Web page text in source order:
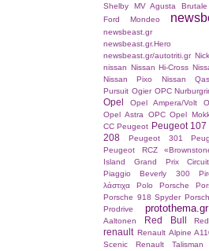
Shelby
MV Agusta
Ford Mondeo
newsbeast.gr
newsbeast.gr.Hero
newsbeast.gr/autotriti.gr
nissan Nissan Hi-Cross
Nissan Pixo
Nissan
Pursuit Ogier OPC
Opel Opel Ampera/Volt
Opel Astra OPC Opel
CC Peugeot Peugeot 107
208
Peugeot 301
Peugeot RCZ
Island Grand Prix Circuit
Piaggio Beverly 300
λάστιχα
Polo Porsche
Porsche 918 Spyder
Prodrive
protothema.gr
Aaltonen
Red Bull
renault Renault Alpine
Scenic
Renault Talisman